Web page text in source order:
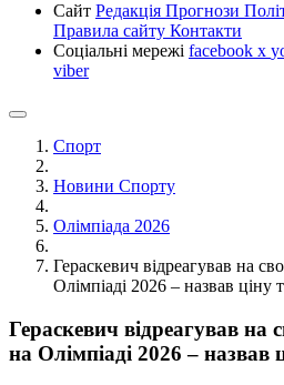
Сайт Редакція Прогнози
Правила сайту Контакти
Соціальні мережі facebook x
viber
Спорт
Новини Спорту
Олімпіада 2026
Гераскевич відреагував на
Олімпіаді 2026 – назвав
Гераскевич відреагував на
на Олімпіаді 2026 –